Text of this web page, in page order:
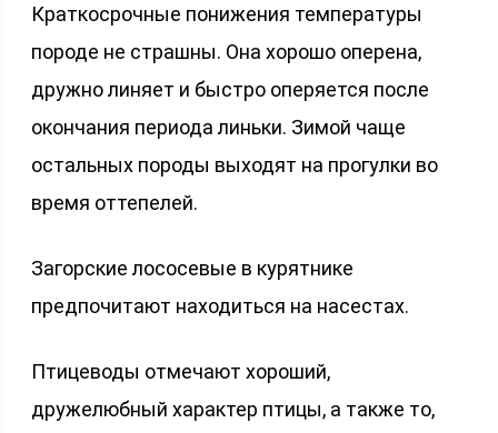
Краткосрочные понижения температуры
породе не страшны. Она хорошо оперена,
дружно линяет и быстро оперяется после
окончания периода линьки. Зимой чаще
остальных породы выходят на прогулки во
время оттепелей.
Загорские лососевые в курятнике
предпочитают находиться на насестах.
Птицеводы отмечают хороший,
дружелюбный характер птицы, а также то,